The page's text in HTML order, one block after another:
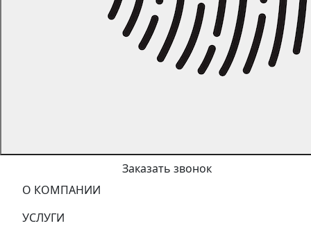
Заказать звонок
О КОМПАНИИ
УСЛУГИ